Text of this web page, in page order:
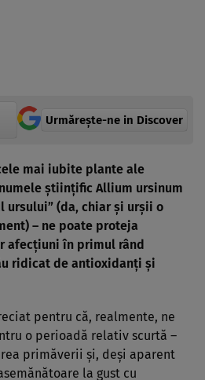
Urmărește-ne in Discover
mai iubite plante ale
științific Allium ursinum
ursului” (da, chiar și urșii o
– ne poate proteja
afecțiuni în primul rând
ridicat de antioxidanți și
pentru că, realmente, ne
o perioadă relativ scurtă –
primăverii și, deși aparent
la gust cu